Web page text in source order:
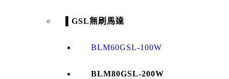
▌GSL無刷馬達
BLM60GSL-100W
BLM80GSL-200W